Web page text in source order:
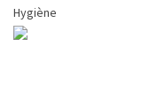
Hygiène